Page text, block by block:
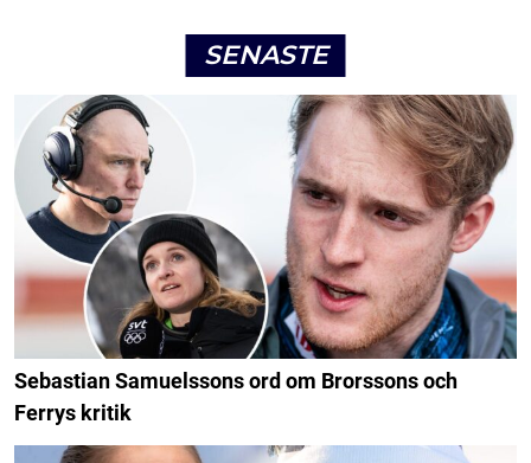
SENASTE
Sebastian Samuelssons ord om Brorssons och
Ferrys kritik